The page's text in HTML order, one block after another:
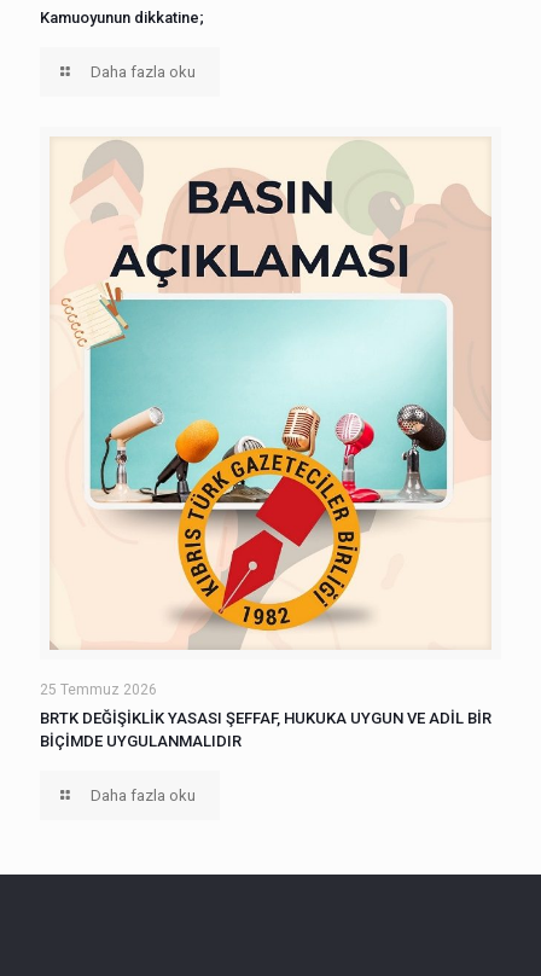
Kamuoyunun dikkatine;
Daha fazla oku
25 Temmuz 2026
BRTK DEĞİŞİKLİK YASASI ŞEFFAF, HUKUKA UYGUN VE ADİL BİR
BİÇİMDE UYGULANMALIDIR
Daha fazla oku